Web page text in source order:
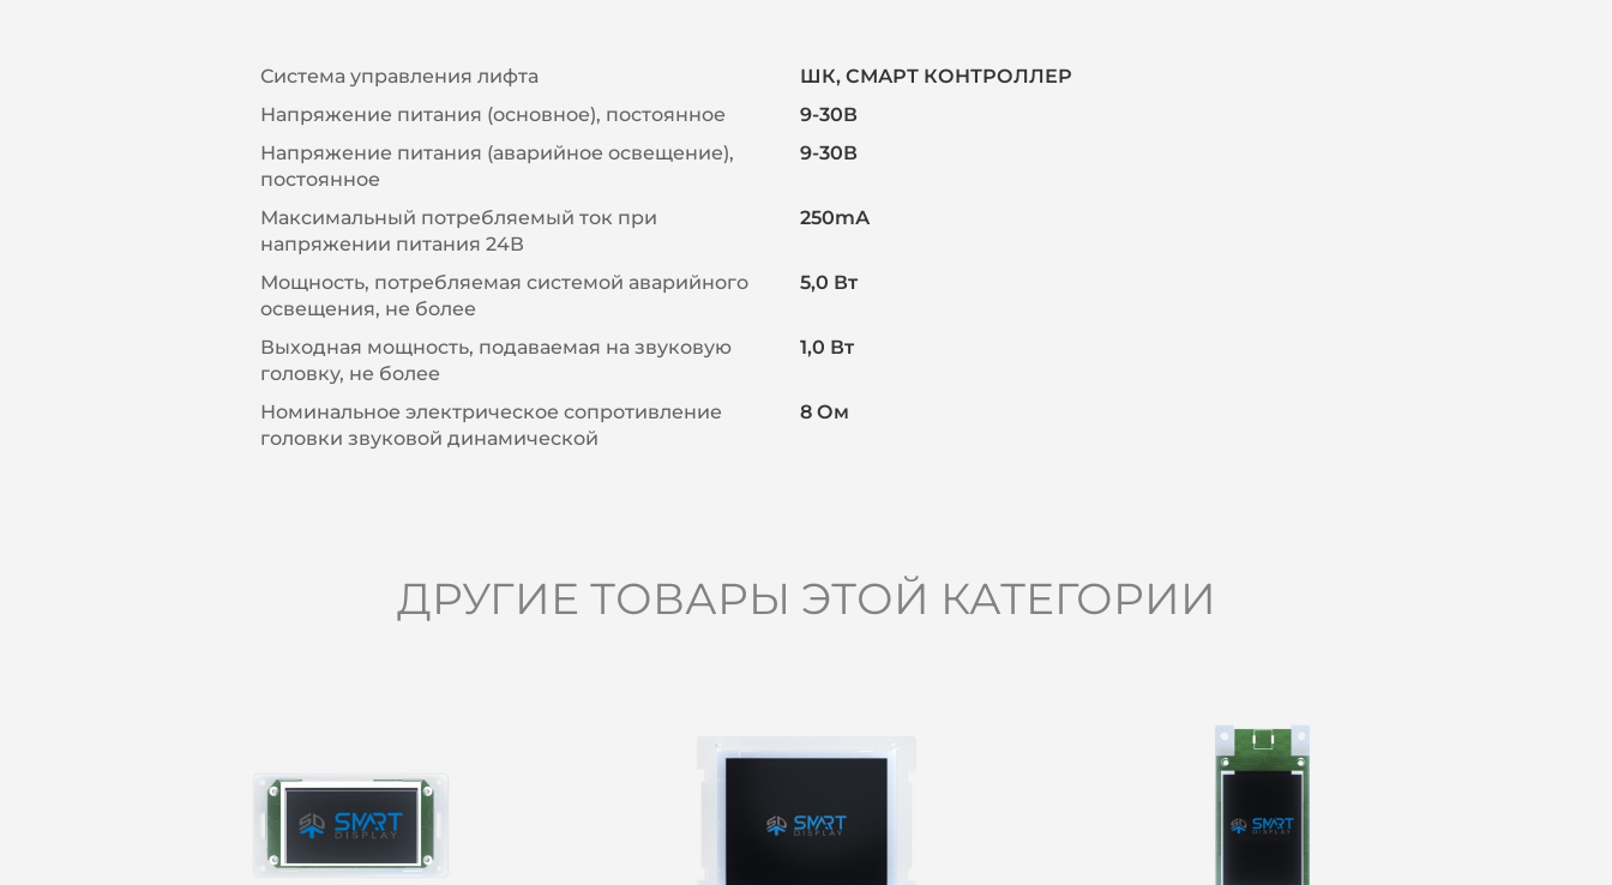
Система управления лифта
ШК, СМАРТ КОНТРОЛЛЕР
Напряжение питания (основное), постоянное
9-30В
Напряжение питания (аварийное освещение),
постоянное
9-30В
Максимальный потребляемый ток при
напряжении питания 24В
250mА
Мощность, потребляемая системой аварийного
освещения, не более
5,0 Вт
Выходная мощность, подаваемая на звуковую
головку, не более
1,0 Вт
Номинальное электрическое сопротивление
головки звуковой динамической
8 Ом
ДРУГИЕ ТОВАРЫ ЭТОЙ КАТЕГОРИИ